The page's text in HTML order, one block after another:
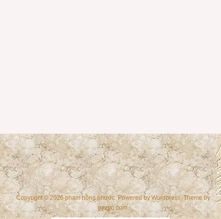
Copyright © 2026 phạm hồng phước. Powered byWordpress, Theme by
gazpo.com.